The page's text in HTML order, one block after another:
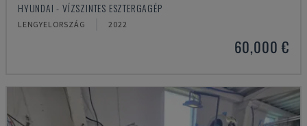
HYUNDAI - VÍZSZINTES ESZTERGAGÉP
LENGYELORSZÁG 2022
60,000 €